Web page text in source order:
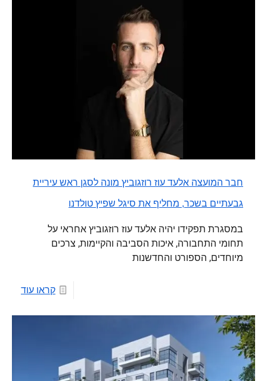
חבר המועצה אלעד עוז רוזגוביץ מונה לסגן ראש עיריית
גבעתיים בשכר, מחליף את סיגל שפיץ טולדנו
במסגרת תפקידו יהיה אלעד עוז רוזגוביץ אחראי על
תחומי התחבורה, איכות הסביבה והקיימות, צרכים
מיוחדים, הספורט והחדשנות
קראו עוד